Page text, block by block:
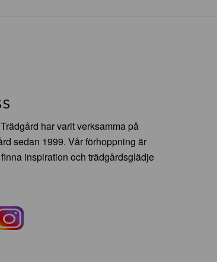
har varit verksamma på
sedan 1999. Vår förhoppning är
inspiration och trädgårdsglädje